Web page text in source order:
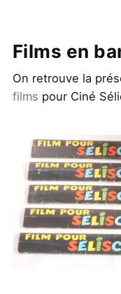
Films en
On retrouve la
films pour Ciné